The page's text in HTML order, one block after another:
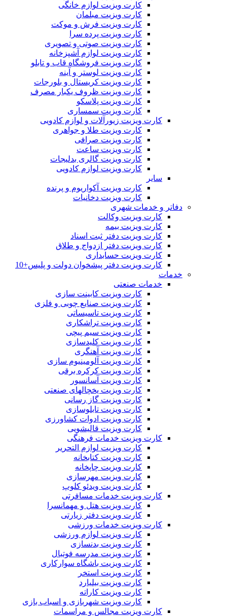
کارت ویزیت لوازم خانگی
کارت ویزیت مبلمان
کارت ویزیت فرش و موکت
کارت ویزیت پرده سرا
کارت ویزیت صوتی و تصویری
کارت ویزیت لوازم آشپزخانه
کارت ویزیت فروشگاه قاب و تابلو
کارت ویزیت لوستر و آینه
کارت ویزیت کریستال و بلورجات
کارت ویزیت ظروف یکبار مصرف
کارت ویزیت پلاسکو
کارت ویزیت سمساری
کارت ویزیت زیورآلات و لوازم کادویی
کارت ویزیت طلا و جواهری
کارت ویزیت صرافی
کارت ویزیت ساعت
کارت ویزیت گالری بدلیجات
کارت ویزیت لوازم کادویی
سایر
کارت ویزیت آکواریوم و پرنده
کارت ویزیت دخانیات
دفاتر و خدمات شهری
کارت ویزیت وکالت
کارت ویزیت بیمه
کارت ویزیت دفتر ثبت اسناد
کارت ویزیت دفتر ازدواج و طلاق
کارت ویزیت حسابداری
کارت ویزیت دفتر پیشخوان دولت و پلیس+10
خدمات
خدمات صنعتی
کارت ویزیت کابینت سازی
کارت ویزیت صنایع چوبی و فلزی
کارت ویزیت تاسیساتی
کارت ویزیت تراشکاری
کارت ویزیت سیم پیچی
کارت ویزیت کلیدسازی
کارت ویزیت آهنگری
کارت ویزیت آلومینیوم سازی
کارت ویزیت کرکره برقی
کارت ویزیت آسانسور
کارت ویزیت یخچالهای صنعتی
کارت ویزیت گاز رسانی
کارت ویزیت تابلوسازی
کارت ویزیت ادوات کشاورزی
کارت ویزیت قالیشویی
کارت ویزیت خدمات فرهنگی
کارت ویزیت لوازم التحریر
کارت ویزیت کتابخانه
کارت ویزیت چاپخانه
کارت ویزیت مهرسازی
کارت ویزیت ویدئو کلوپ
کارت ویزیت خدمات مسافرتی
کارت ویزیت هتل و مهمانسرا
کارت ویزیت دفتر زیارتی
کارت ویزیت خدمات ورزشی
کارت ویزیت لوازم ورزشی
کارت ویزیت بدنسازی
کارت ویزیت مدرسه فوتبال
کارت ویزیت باشگاه سوارکاری
کارت ویزیت استخر
کارت ویزیت بیلیارد
کارت ویزیت کاراته
کارت ویزیت شهربازی و اسباب بازی
کارت ویزیت مجالس و مراسمات